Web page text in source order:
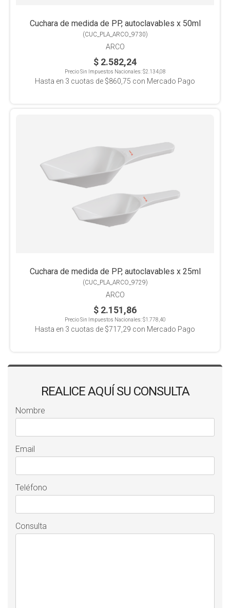
Cuchara de medida de PP, autoclavables x 50ml
(CUC_PLA_ARCO_9730)
ARCO
$ 2.582,24
Precio Sin Impuestos Nacionales:$2.134,08
Hasta en 3 cuotas de $860,75 con Mercado Pago
Cuchara de medida de PP, autoclavables x 25ml
(CUC_PLA_ARCO_9729)
ARCO
$ 2.151,86
Precio Sin Impuestos Nacionales:$1.778,40
Hasta en 3 cuotas de $717,29 con Mercado Pago
REALICE AQUÍ SU CONSULTA
Nombre
Email
Teléfono
Consulta